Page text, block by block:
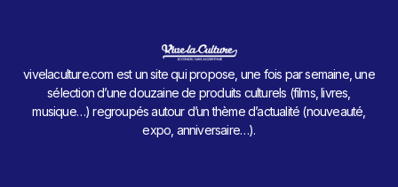
vivelaculture.com est un site qui propose, une fois par semaine, une
sélection d’une douzaine de produits culturels (films, livres,
musique…) regroupés autour d’un thème d’actualité (nouveauté,
expo, anniversaire…).